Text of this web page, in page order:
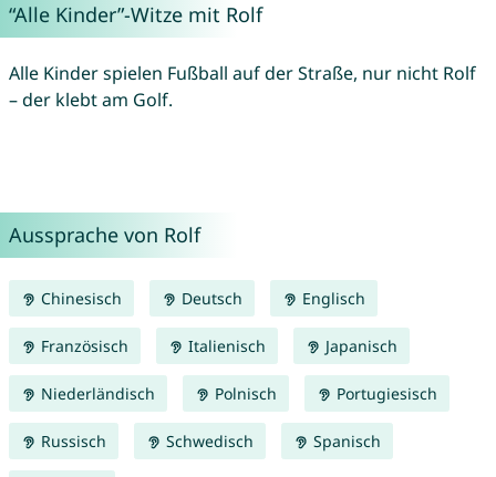
“Alle Kinder”-Witze mit Rolf
Alle Kinder spielen Fußball auf der Straße, nur nicht Rolf
– der klebt am Golf.
Aussprache von Rolf
Chinesisch Deutsch Englisch
Französisch Italienisch Japanisch
Niederländisch Polnisch Portugiesisch
Russisch Schwedisch Spanisch